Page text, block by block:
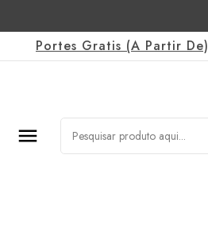
Portes Gratis (a Partir De)
